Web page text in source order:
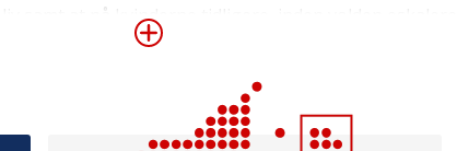
samt at nå kvinderne tidligere, inden volden eskalerer.
Følg os